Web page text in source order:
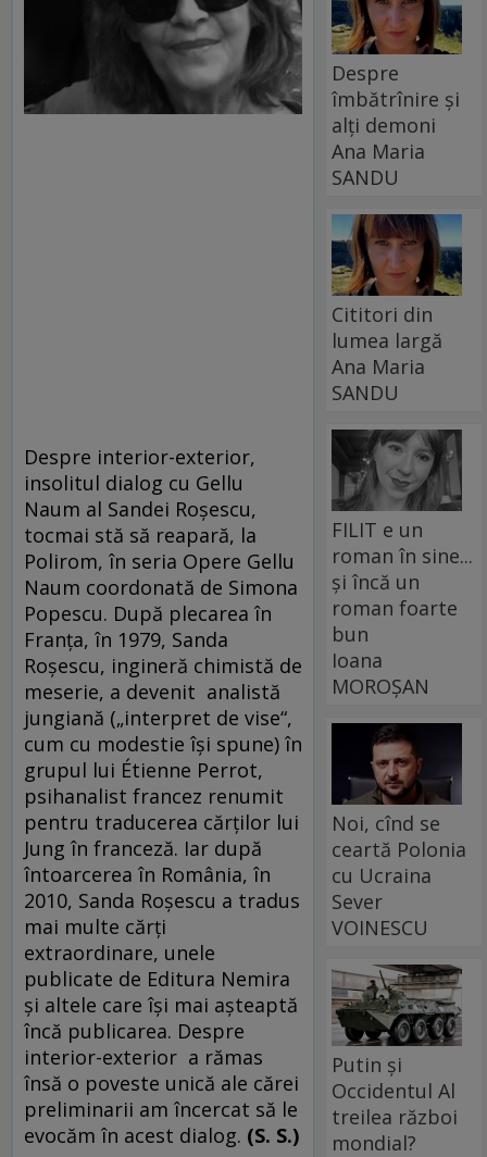
Despre interior-exterior,
insolitul dialog cu Gellu
Naum al Sandei Roșescu,
tocmai stă să reapară, la
Polirom, în seria Opere Gellu
Naum coordonată de Simona
Popescu. După plecarea în
Franța, în 1979, Sanda
Roșescu, ingineră chimistă de
meserie, a devenit analistă
jungiană („interpret de vise“,
cum cu modestie își spune) în
grupul lui Étienne Perrot,
psihanalist francez renumit
pentru traducerea cărților lui
Jung în franceză. Iar după
întoarcerea în România, în
2010, Sanda Roșescu a tradus
mai multe cărți
extraordinare, unele
publicate de Editura Nemira
și altele care își mai așteaptă
încă publicarea. Despre
interior-exterior a rămas
însă o poveste unică ale cărei
preliminarii am încercat să le
evocăm în acest dialog. (S. S.)
Despre
îmbătrînire și
alți demoni
Ana Maria
SANDU
Cititori din
lumea largă
Ana Maria
SANDU
FILIT e un
roman în sine...
și încă un
roman foarte
bun
Ioana
MOROȘAN
Noi, cînd se
ceartă Polonia
cu Ucraina
Sever
VOINESCU
Putin și
Occidentul Al
treilea război
mondial?